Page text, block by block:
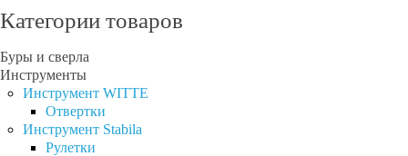
Категории товаров
Буры и сверла
Инструменты
Инструмент WITTE
Отвертки
Инструмент Stabila
Рулетки